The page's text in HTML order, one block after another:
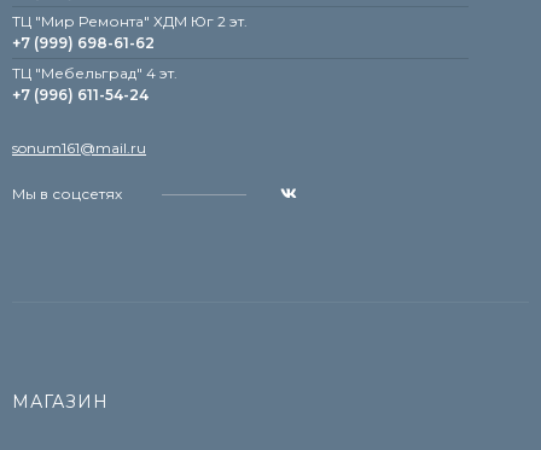
ТЦ "Мир Ремонта" ХДМ Юг 2 эт.
+7 (999) 698-61-62
TЦ "Мебельград" 4 эт.
+7 (996) 611-54-24
sonum161@mail.ru
Мы в соцсетях
МАГАЗИН